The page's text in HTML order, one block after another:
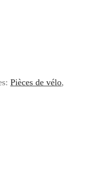
Pièces de vélo,